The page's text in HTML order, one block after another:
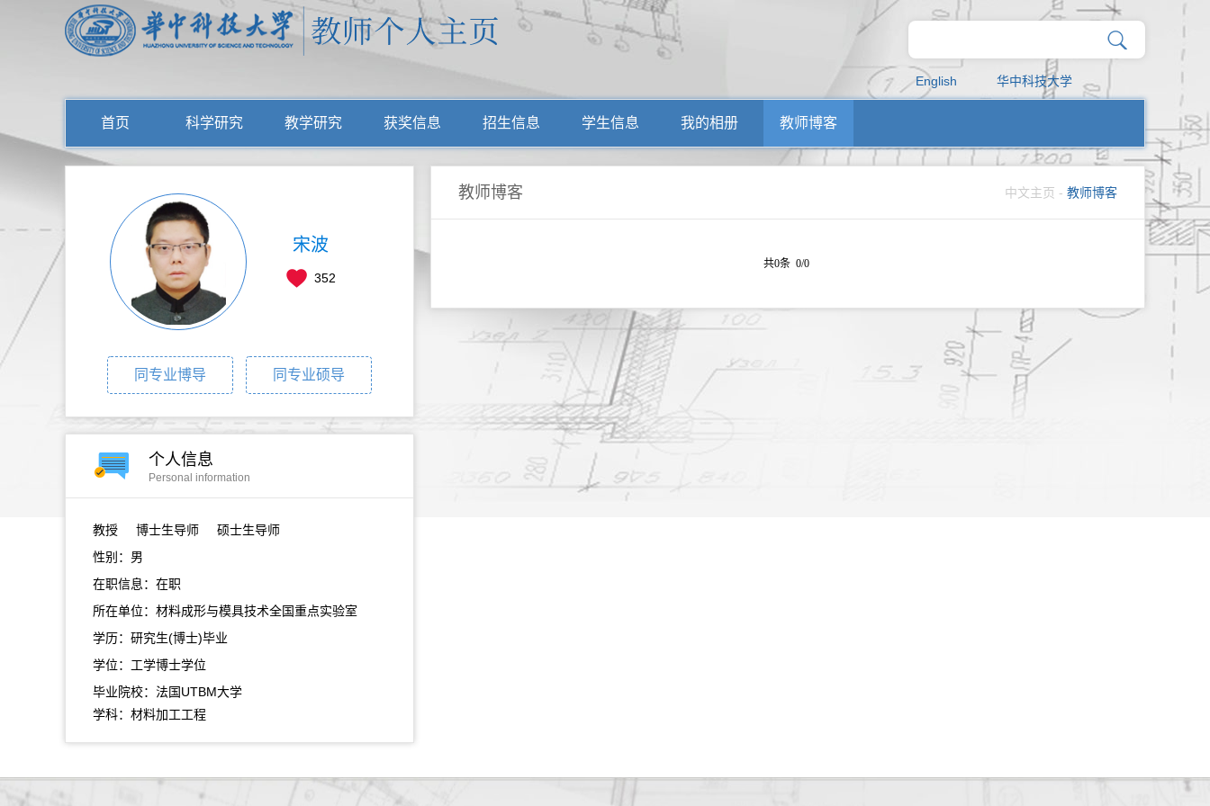
English 华中科技大学
首页 科学研究 教学研究 获奖信息 招生信息 学生信息 我的相册 教师博客
宋波
352
同专业博导 同专业硕导
个人信息
Personal information
教授
博士生导师 硕士生导师
性别：男
在职信息：在职
所在单位：材料成形与模具技术全国重点实验室
学历：研究生(博士)毕业
学位：工学博士学位
毕业院校：法国UTBM大学
学科：材料加工工程
教师博客 中文主页 - 教师博客
共0条 0/0